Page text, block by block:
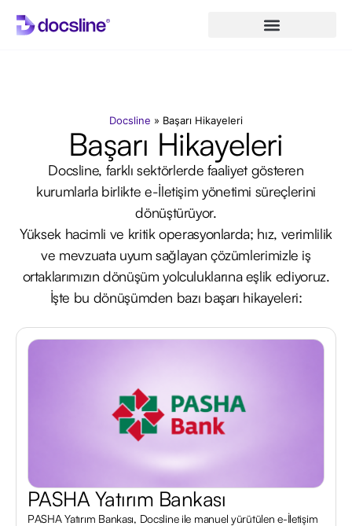
Docsline » Başarı Hikayeleri
Başarı Hikayeleri
Docsline, farklı sektörlerde faaliyet gösteren
kurumlarla birlikte e-İletişim yönetimi süreçlerini
dönüştürüyor.
Yüksek hacimli ve kritik operasyonlarda; hız, verimlilik
ve mevzuata uyum sağlayan çözümlerimizle iş
ortaklarımızın dönüşüm yolculuklarına eşlik ediyoruz.
İşte bu dönüşümden bazı başarı hikayeleri:
PASHA Yatırım Bankası
PASHA Yatırım Bankası, Docsline ile manuel yürütülen e-İletişim